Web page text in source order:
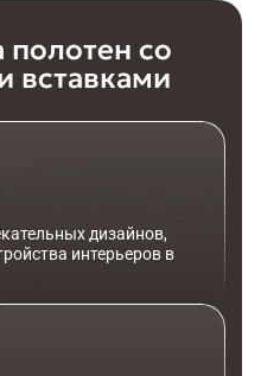
полотен со
вставками
дизайнов,
интерьеров в